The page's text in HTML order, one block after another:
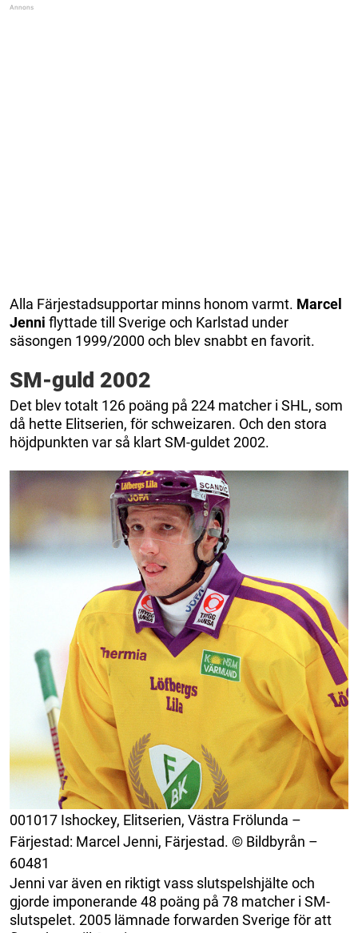
Alla Färjestadsupportar minns honom varmt. Marcel
Jenni flyttade till Sverige och Karlstad under
säsongen 1999/2000 och blev snabbt en favorit.
SM-guld 2002
Det blev totalt 126 poäng på 224 matcher i SHL, som
då hette Elitserien, för schweizaren. Och den stora
höjdpunkten var så klart SM-guldet 2002.
001017 Ishockey, Elitserien, Västra Frölunda –
Färjestad: Marcel Jenni, Färjestad. © Bildbyrån –
60481
Jenni var även en riktigt vass slutspelshjälte och
gjorde imponerande 48 poäng på 78 matcher i SM-
slutspelet. 2005 lämnade forwarden Sverige för att